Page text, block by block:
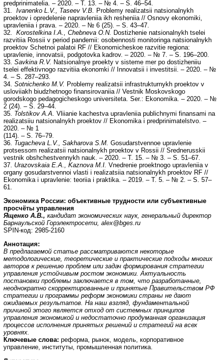
predprinimatelia. – 2020. – T. 13. – № 4. – S. 46–54.
31. Ivanenko L.V., Taseev V.B.
Problemy realizatsii natsionalnykh
proektov i opredelenie napravleniia ikh resheniia // Osnovy ekonomiki,
upravleniia i prava. – 2020. – № 6 (25). – S. 43–47.
32. Korostelkina I.A., Chebneva O.N. Dostizhenie natsionalnykh tselei
razvitiia Rossii v period pandemii: osobennosti monitoringa natsionalnykh
proektov Schetnoi palatoi RF // Ekonomicheskoe razvitie regiona:
upravlenie, innovatsii, podgotovka kadrov. – 2020. – № 7. – S. 196–200.
33. Savkina R.V. Natsionalnye proekty v sisteme mer po dostizheniiu
tselei effektivnogo razvitiia ekonomki // Innovatsii i investitsii. – 2020. – №
4. – S. 287–293.
34. Sotnichenko M.V. Problemy realizatsii infrastrukturnykh proektov v
usloviiakh biudzhetnogo finansirovaniia // Vestnik Moskovskogo
gorodskogo pedagogicheskogo universiteta. Ser.: Ekonomika. – 2020. – №
2 (24). – S. 29–44.
35. Tolstikov A.A. Vliianie kachestva upravleniia publichnymi finansami na
realizatsiiu natsionalnykh proektov // Ekonomika i predprinimatelstvo. –
2020. – № 1
(114). – S. 76–79.
36. Tugacheva L.V., Sakharova S.M. Gosudarstvennoe upravlenie
protsessom realizatsii natsionalnykh proektov v Rossii // Srednerusskii
vestnik obshchestvennykh nauk. – 2020. – T. 15. – № 3. – S. 51–67.
37. Urazovskaia E.A., Kaznova M.I. Vnedrenie proektnogo upravleniia v
organy gosudarstvennoi vlasti i realizatsiia natsionalnykh proektov RF //
Ekonomika i upravlenie: teoriia i praktika. – 2019. – T. 5. – № 2. – S. 57–
61.
Экономика России: объективные трудности или субъективные
просчёты управления
Ященко А.В., кандидат экономических наук, генеральный директор
Барнаульской Горэлектросети, alex@bges.ru
SPIN-код: 2985-2160
Аннотация:
В предлагаемой статье рассматриваются некоторые
методологические, теоретические и практические подходы многих
авторов к решению проблем или задач формирования стратегии
управления устойчивым ростом экономики. Актуальность
постановки проблемы заключается в том, что разработанные,
неоднократно скорректированные и принятые Правительством РФ
стратегии и программы реформ экономики страны не дают
ожидаемых результатов. На наш взгляд, фундаментальной
причиной этого является отход от системных принципов
управления экономикой и недостаточно продуманная организация
процессов исполнения принятых решений и стратегий на всех
уровнях.
Ключевые слова: реформа, рынок, модель, корпоративное
управление, институты, промышленная политика.